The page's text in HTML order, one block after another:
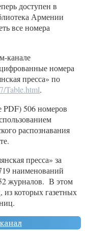
доступен в
Армении
все номера
канале
номера
пресса» по
Table.html.
PDF) 506 номеров
распознавания
пресса» за
наименований
журналов. В этом
которых газетных